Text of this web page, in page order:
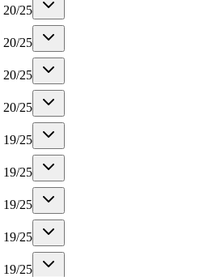
20/25
20/25
20/25
20/25
19/25
19/25
19/25
19/25
19/25